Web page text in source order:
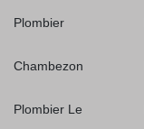
Plombier
Chambezon
Plombier Le